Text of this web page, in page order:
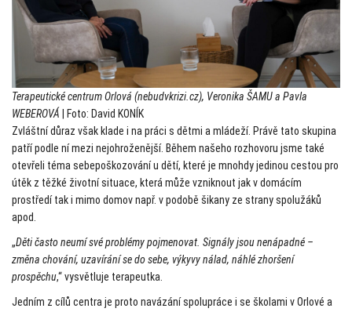
Terapeutické centrum Orlová (nebudvkrizi.cz), Veronika ŠAMU a Pavla
WEBEROVÁ | Foto: David KONÍK
Zvláštní důraz však klade i na práci s dětmi a mládeží. Právě tato skupina
patří podle ní mezi nejohroženější. Během našeho rozhovoru jsme také
otevřeli téma sebepoškozování u dětí, které je mnohdy jedinou cestou pro
útěk z těžké životní situace, která může vzniknout jak v domácím
prostředí tak i mimo domov např. v podobě šikany ze strany spolužáků
apod.
„Děti často neumí své problémy pojmenovat. Signály jsou nenápadné –
změna chování, uzavírání se do sebe, výkyvy nálad, náhlé zhoršení
prospěchu,“ vysvětluje terapeutka.
Jedním z cílů centra je proto navázání spolupráce i se školami v Orlové a